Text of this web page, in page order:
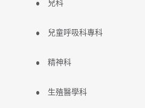
兒科
兒童呼吸科專科
精神科
生殖醫學科